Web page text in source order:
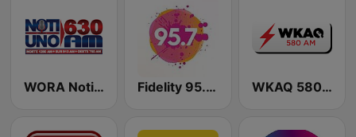
WORA Noti Uno 630 AM Fidelity 95.7 FM WKAQ 580 AM